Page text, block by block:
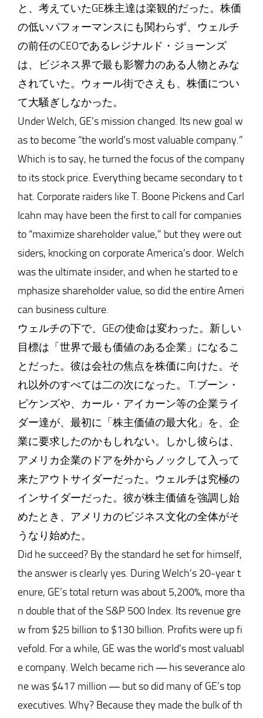
と、考えていたGE株主達は楽観的だった。株価
の低いパフォーマンスにも関わらず、ウェルチ
の前任のCEOであるレジナルド・ジョーンズ
は、ビジネス界で最も影響力のある人物とみな
されていた。ウォール街でさえも、株価につい
て大騒ぎしなかった。
Under Welch, GE’s mission changed. Its new goal w
as to become “the world’s most valuable company.”
Which is to say, he turned the focus of the company
to its stock price. Everything became secondary to t
hat. Corporate raiders like T. Boone Pickens and Carl
Icahn may have been the first to call for companies
to “maximize shareholder value,” but they were out
siders, knocking on corporate America’s door. Welch
was the ultimate insider, and when he started to e
mphasize shareholder value, so did the entire Ameri
can business culture.
ウェルチの下で、GEの使命は変わった。新しい
目標は「世界で最も価値のある企業」になるこ
とだった。彼は会社の焦点を株価に向けた。そ
れ以外のすべては二の次になった。 T.ブーン・
ピケンズや、カール・アイカーン等の企業ライ
ダー達が、最初に「株主価値の最大化」を、企
業に要求したのかもしれない。しかし彼らは、
アメリカ企業のドアを外からノックして入って
来たアウトサイダーだった。ウェルチは究極の
インサイダーだった。彼が株主価値を強調し始
めたとき、アメリカのビジネス文化の全体がそ
うなり始めた。
Did he succeed? By the standard he set for himself,
the answer is clearly yes. During Welch’s 20-year t
enure, GE’s total return was about 5,200%, more tha
n double that of the S&P 500 Index. Its revenue gre
w from $25 billion to $130 billion. Profits were up fi
vefold. For a while, GE was the world’s most valuabl
e company. Welch became rich ― his severance alo
ne was $417 million ― but so did many of GE’s top
executives. Why? Because they made the bulk of th